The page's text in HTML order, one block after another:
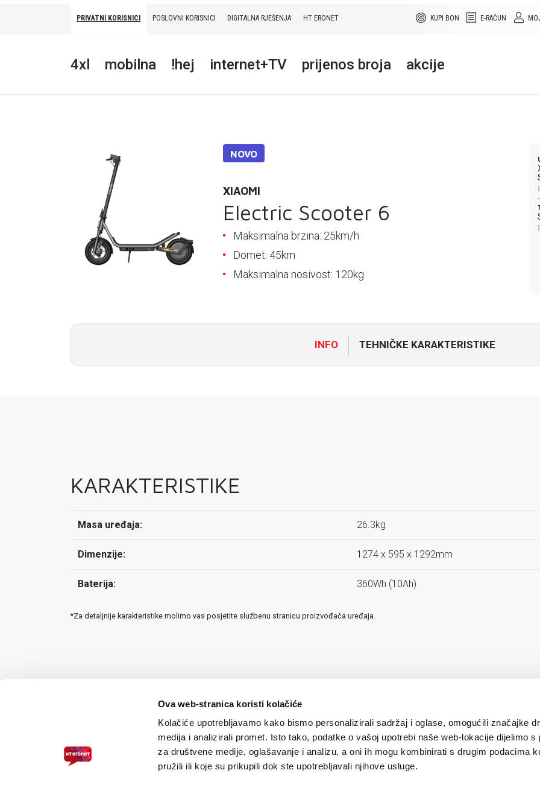
Ova web-stranica koristi kolačiće
Kolačiće upotrebljavamo kako bismo personalizirali sadržaj i oglase, omogućili značajke
medija i analizirali promet. Isto tako, podatke o vašoj upotrebi naše web-lokacije dijelimo s
za društvene medije, oglašavanje i analizu, a oni ih mogu kombinirati s drugim podacima
pružili ili koje su prikupili dok ste upotrebljavali njihove usluge.
E-RAČUN
KUPI BON
PRIVATNI KORISNICI POSLOVNI KORISNICI DIGITALNA RJEŠENJA HT ERONET
4xl mobilna !hej internet+TV prijenos broja akcije
TELEFONSKI IMENIK
NOVO
XIAOMI
Electric Scooter 6
Maksimalna brzina: 25km/h
Domet: 45km
Maksimalna nosivost: 120kg
INFO TEHNIČKE KARAKTERISTIKE
KARAKTERISTIKE
Masa uređaja: 26.3kg
Dimenzije: 1274 x 595 x 1292mm
Baterija: 360Wh (10Ah)
*Za detaljnije karakteristike molimo vas posjetite službenu stranicu proizvođača uređaja.